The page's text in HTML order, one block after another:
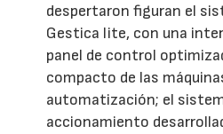
despertaron figuran el
Gestica lite, con una
panel de control
compacto de las
automatización; el
accionamiento